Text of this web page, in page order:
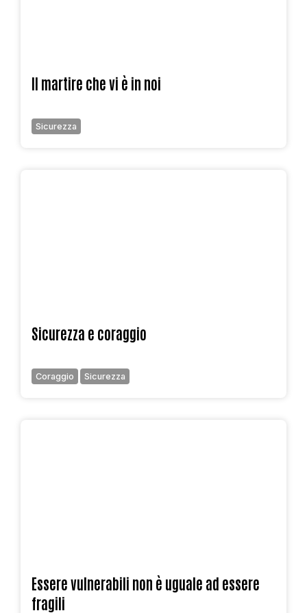
Il martire che vi è in noi
Sicurezza
Sicurezza e coraggio
Coraggio Sicurezza
Essere vulnerabili non è uguale ad essere
fragili